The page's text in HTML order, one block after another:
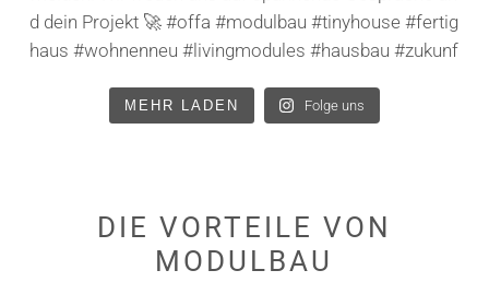
MEHR LADEN Folge uns
DIE VORTEILE VON
MODULBAU